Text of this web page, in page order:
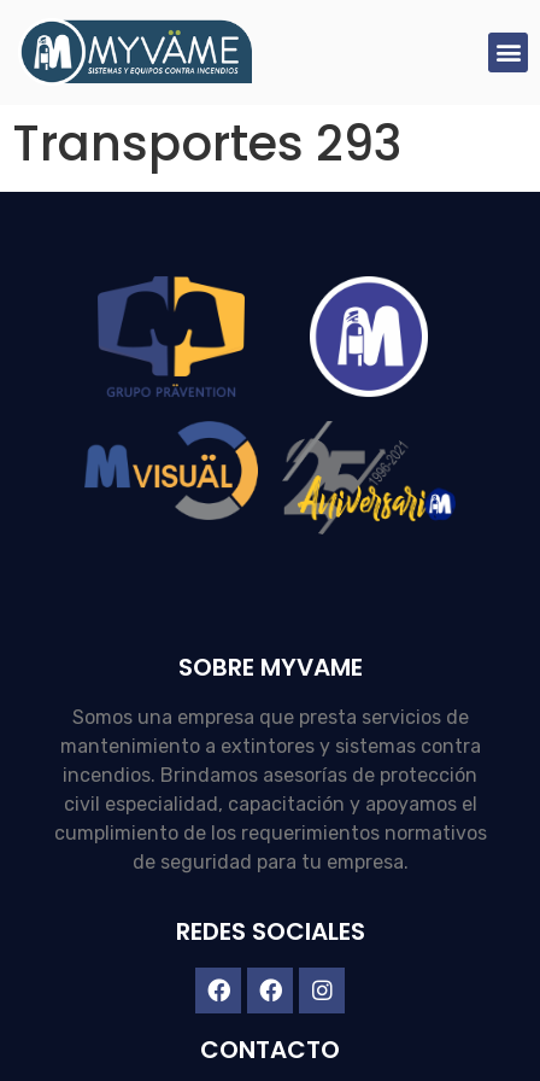
Transportes 293
SOBRE MYVAME
Somos una empresa que presta servicios de
mantenimiento a extintores y sistemas contra
incendios. Brindamos asesorías de protección
civil especialidad, capacitación y apoyamos el
cumplimiento de los requerimientos normativos
de seguridad para tu empresa.
REDES SOCIALES
CONTACTO